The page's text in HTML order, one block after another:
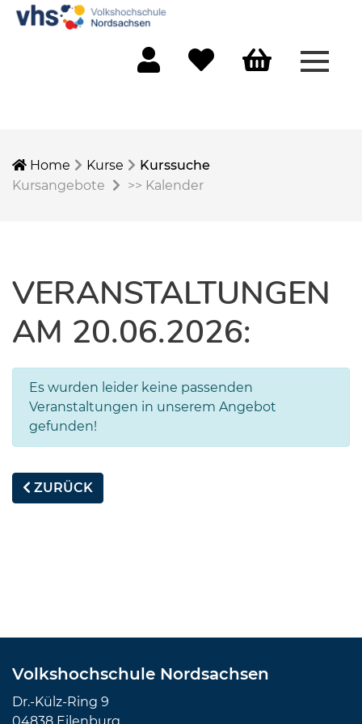
Home Kurse
Kurssuche
Kursangebote
>> Kalender
VERANSTALTUNGEN
AM 20.06.2026:
Es wurden leider keine passenden
Veranstaltungen in unserem Angebot
gefunden!
ZURÜCK
Volkshochschule Nordsachsen
Dr.-Külz-Ring 9